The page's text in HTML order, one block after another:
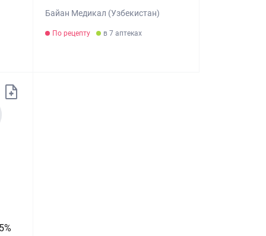
Байан Медикал (Узбекистан)
По рецепту в 7 аптеках